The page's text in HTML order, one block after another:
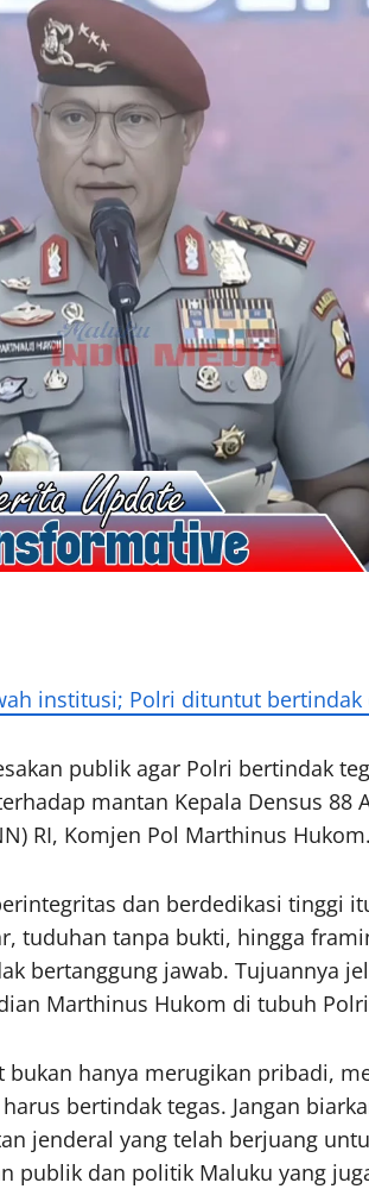
institusi; Polri dituntut bertindak
publik agar Polri bertindak
mantan Kepala Densus 88
RI, Komjen Pol Marthinus Hukom.
dan berdedikasi tinggi
tuduhan tanpa bukti, hingga
bertanggung jawab. Tujuannya
Marthinus Hukom di tubuh
hanya merugikan pribadi,
bertindak tegas. Jangan
jenderal yang telah berjuang
publik dan politik Maluku yang